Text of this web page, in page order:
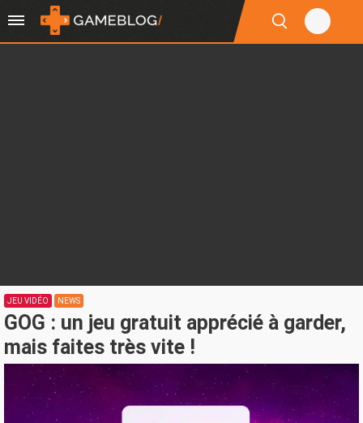
JEU VIDÉO NEWS
GOG : un jeu gratuit apprécié à garder,
mais faites très vite !